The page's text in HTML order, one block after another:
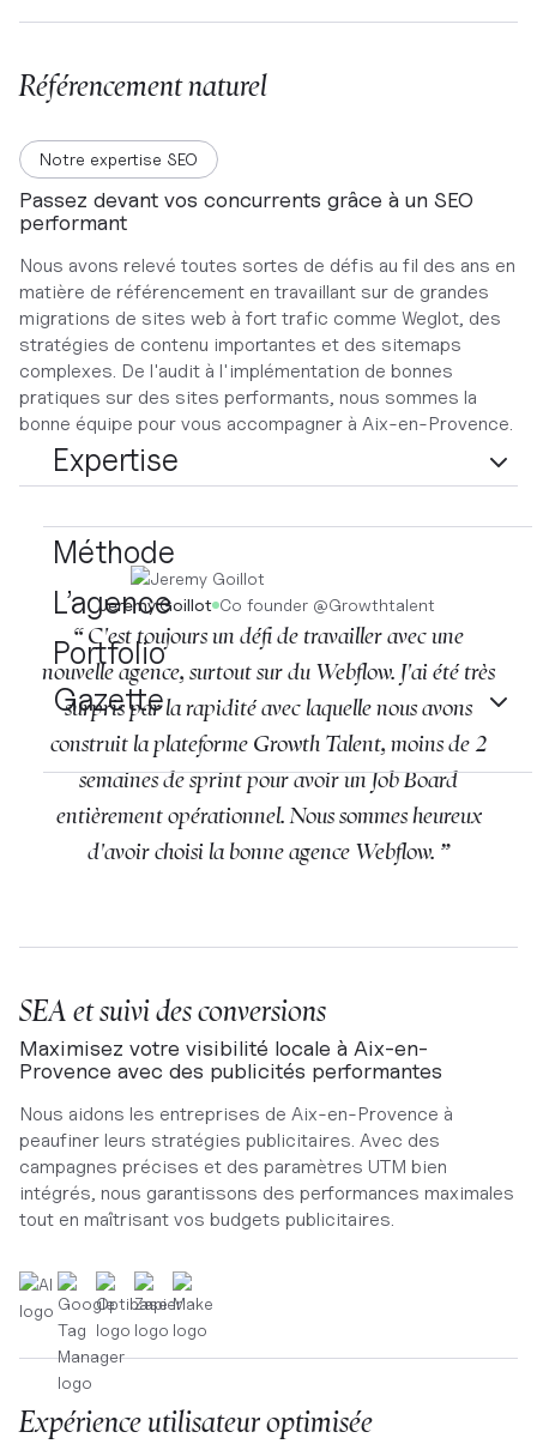
Expertise
Méthode
L’agence
Portfolio
Gazette
Référencement naturel
Notre expertise SEO
Passez devant vos concurrents grâce à un SEO
performant
Nous avons relevé toutes sortes de défis au fil des ans en
matière de référencement en travaillant sur de grandes
migrations de sites web à fort trafic comme Weglot, des
stratégies de contenu importantes et des sitemaps
complexes. De l'audit à l'implémentation de bonnes
pratiques sur des sites performants, nous sommes la
bonne équipe pour vous accompagner à Aix-en-Provence.
Jeremy Goillot Co founder @Growthtalent
“ C'est toujours un défi de travailler avec une
nouvelle agence, surtout sur du Webflow. J'ai été très
surpris par la rapidité avec laquelle nous avons
construit la plateforme Growth Talent, moins de 2
semaines de sprint pour avoir un Job Board
entièrement opérationnel. Nous sommes heureux
d'avoir choisi la bonne agence Webflow. ”
SEA et suivi des conversions
Maximisez votre visibilité locale à Aix-en-
Provence avec des publicités performantes
Nous aidons les entreprises de Aix-en-Provence à
peaufiner leurs stratégies publicitaires. Avec des
campagnes précises et des paramètres UTM bien
intégrés, nous garantissons des performances maximales
tout en maîtrisant vos budgets publicitaires.
Expérience utilisateur optimisée